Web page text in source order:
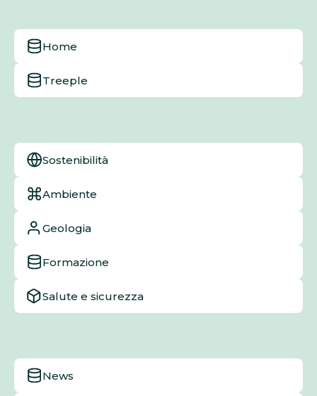
Home
Treeple
Sostenibilità
Ambiente
Geologia
Formazione
Salute e sicurezza
News